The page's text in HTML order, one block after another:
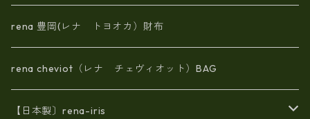
rena 豊岡(レナ トヨオカ）財布
rena cheviot（レナ チェヴィオット）BAG
【日本製〕rena-iris